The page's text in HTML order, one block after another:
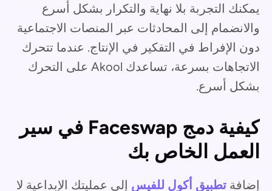
يمكنك التجربة بلا نهاية والتكرار بشكل أسرع
والانضمام إلى المحادثات عبر المنصات الاجتماعية
دون الإفراط في التفكير في الإنتاج. عندما تتحرك
الاتجاهات بسرعة، تساعدك Akool على التحرك
بشكل أسرع.
كيفية دمج Faceswap في سير
العمل الخاص بك
إضافة تطبيق أكول للفيس إلى عمليتك الإبداعية لا